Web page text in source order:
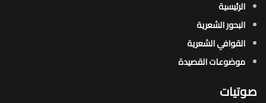
الرئيسية
البحور الشعرية​
القوافي الشعرية​
موضوعات القصيدة​
صوتيات